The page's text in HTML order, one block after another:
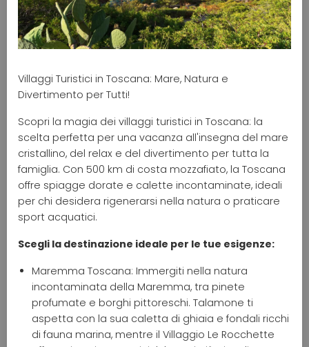
Villaggi Turistici in Toscana: Mare, Natura e
Divertimento per Tutti!
Scopri la magia dei villaggi turistici in Toscana: la
scelta perfetta per una vacanza all'insegna del mare
cristallino, del relax e del divertimento per tutta la
famiglia. Con 500 km di costa mozzafiato, la Toscana
offre spiagge dorate e calette incontaminate, ideali
per chi desidera rigenerarsi nella natura o praticare
sport acquatici.
Scegli la destinazione ideale per le tue esigenze:
Maremma Toscana: Immergiti nella natura
incontaminata della Maremma, tra pinete
profumate e borghi pittoreschi. Talamone ti
aspetta con la sua caletta di ghiaia e fondali ricchi
di fauna marina, mentre il Villaggio Le Rocchette